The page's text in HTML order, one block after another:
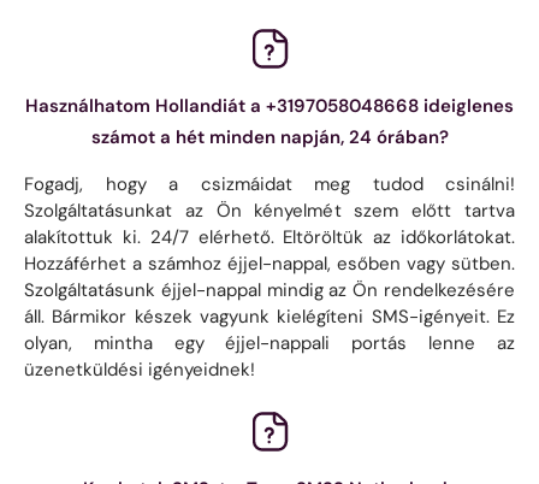
Használhatom Hollandiát a +3197058048668 ideiglenes
számot a hét minden napján, 24 órában?
Fogadj, hogy a csizmáidat meg tudod csinálni!
Szolgáltatásunkat az Ön kényelmét szem előtt tartva
alakítottuk ki. 24/7 elérhető. Eltöröltük az időkorlátokat.
Hozzáférhet a számhoz éjjel-nappal, esőben vagy sütben.
Szolgáltatásunk éjjel-nappal mindig az Ön rendelkezésére
áll. Bármikor készek vagyunk kielégíteni SMS-igényeit. Ez
olyan, mintha egy éjjel-nappali portás lenne az
üzenetküldési igényeidnek!